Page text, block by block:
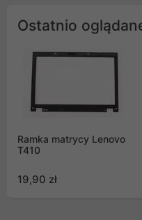
Ostatnio
Ramka matrycy Lenovo
T410
19,90 zł